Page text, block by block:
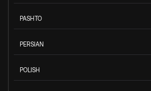
PASHTO
PERSIAN
POLISH